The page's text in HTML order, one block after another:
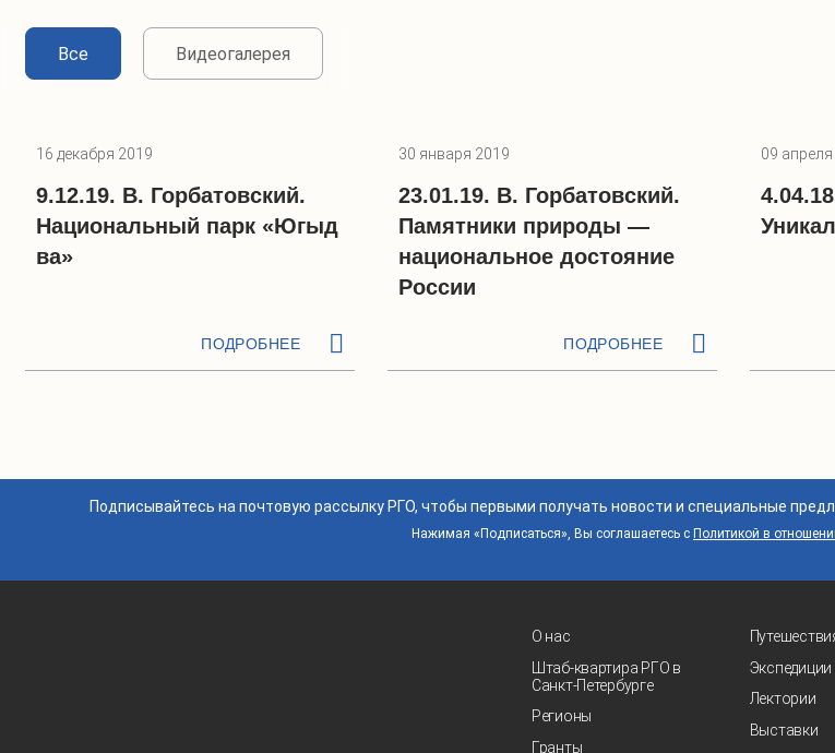
Все Видеогалерея
16 декабря 2019
9.12.19. В. Горбатовский.
Национальный парк «Югыд
ва»
ПОДРОБНЕЕ
30 января 2019
23.01.19. В. Горбатовский.
Памятники природы —
национальное достояние
России
ПОДРОБНЕЕ
09
Подписывайтесь на почтовую рассылку РГО, чтобы первыми получать новости и специальные
Нажимая «Подписаться», Вы соглашаетесь с Политикой в
О нас
Штаб-квартира РГО в
Санкт‑Петербурге
Регионы
Гранты
Экспедиции
Лектории
Выставки